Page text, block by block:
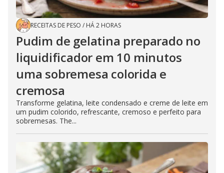
RECEITAS DE PESO / HÁ 2 HORAS
Pudim de gelatina preparado no
liquidificador em 10 minutos
uma sobremesa colorida e
cremosa
Transforme gelatina, leite condensado e creme de leite em
um pudim colorido, refrescante, cremoso e perfeito para
sobremesas. The...